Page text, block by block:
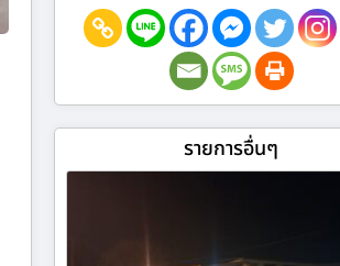
รายการอื่นๆ